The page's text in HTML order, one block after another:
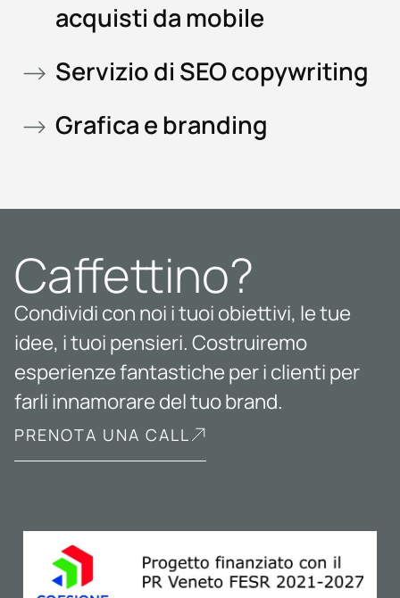
acquisti da mobile
Servizio di SEO copywriting
Grafica e branding
Caffettino?
Condividi con noi i tuoi obiettivi, le tue
idee, i tuoi pensieri. Costruiremo
esperienze fantastiche per i clienti per
farli innamorare del tuo brand.
PRENOTA UNA CALL